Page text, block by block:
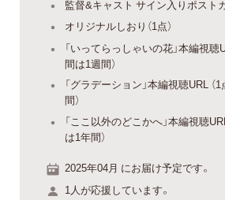
監督&キャスト サイン入りポストカ
オリジナルしおり（1点）
「いってらっしゃいの花」本編視聴
間は1週間）
「グラデーション」本編視聴URL （
間）
「ここ以外のどこかへ」本編視聴
は1年間）
2025年04月 にお届け予定です。
1人が応援しています。